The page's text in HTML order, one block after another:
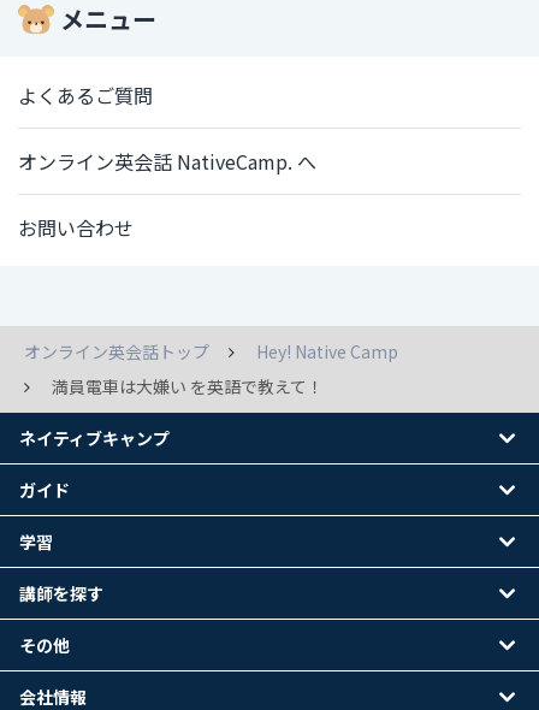
メニュー
よくあるご質問
オンライン英会話 NativeCamp. へ
お問い合わせ
オンライン英会話トップ
Hey! Native Camp
満員電車は大嫌い を英語で教えて！
ネイティブキャンプ
ガイド
学習
講師を探す
その他
会社情報